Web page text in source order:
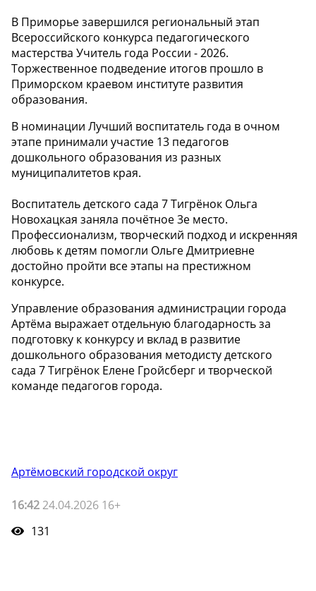
В Приморье завершился региональный этап
Всероссийского конкурса педагогического
мастерства Учитель года России - 2026.
Торжественное подведение итогов прошло в
Приморском краевом институте развития
образования.
В номинации Лучший воспитатель года в очном
этапе принимали участие 13 педагогов
дошкольного образования из разных
муниципалитетов края.
Воспитатель детского сада 7 Тигрёнок Ольга
Новохацкая заняла почётное 3е место.
Профессионализм, творческий подход и искренняя
любовь к детям помогли Ольге Дмитриевне
достойно пройти все этапы на престижном
конкурсе.
Управление образования администрации города
Артёма выражает отдельную благодарность за
подготовку к конкурсу и вклад в развитие
дошкольного образования методисту детского
сада 7 Тигрёнок Елене Гройсберг и творческой
команде педагогов города.
Артёмовский городской округ
16:42 24.04.2026 16+
131